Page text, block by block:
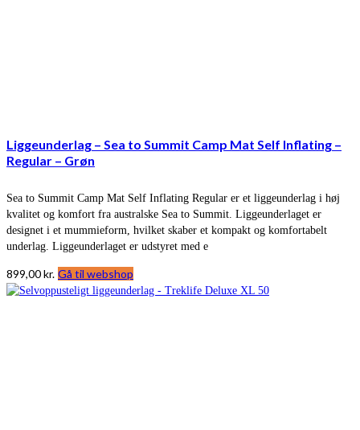
Liggeunderlag – Sea to Summit Camp Mat Self Inflating –
Regular – Grøn
Sea to Summit Camp Mat Self Inflating Regular er et liggeunderlag i høj
kvalitet og komfort fra australske Sea to Summit. Liggeunderlaget er
designet i et mummieform, hvilket skaber et kompakt og komfortabelt
underlag. Liggeunderlaget er udstyret med e
899,00kr. Gå til webshop